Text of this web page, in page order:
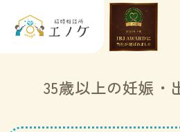
35歳以上の妊娠・